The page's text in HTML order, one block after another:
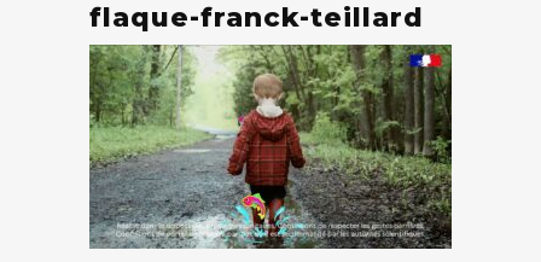
flaque-franck-teillard